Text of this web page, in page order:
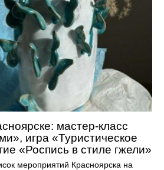
мастер-класс
игра «Туристическое
«Роспись в стиле гжели»
мероприятий Красноярска на